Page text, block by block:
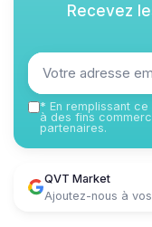
Recevez
* En remplissant
à des fins
partenaires.
QVT Market
Ajoutez-nous à